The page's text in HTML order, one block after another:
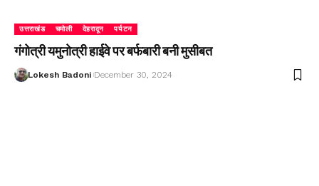
उत्तराखंड चमोली देहरादून पर्यटन
गंगोत्री यमुनोत्री हाईवे पर बर्फबारी बनी मुसीबत
Lokesh Badoni December 30, 2024